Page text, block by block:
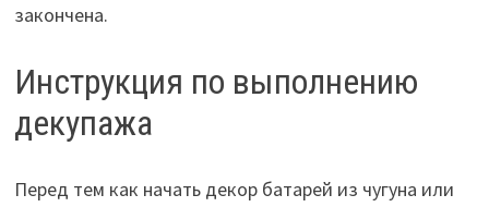
закончена.
Инструкция по выполнению
декупажа
Перед тем как начать декор батарей из чугуна или